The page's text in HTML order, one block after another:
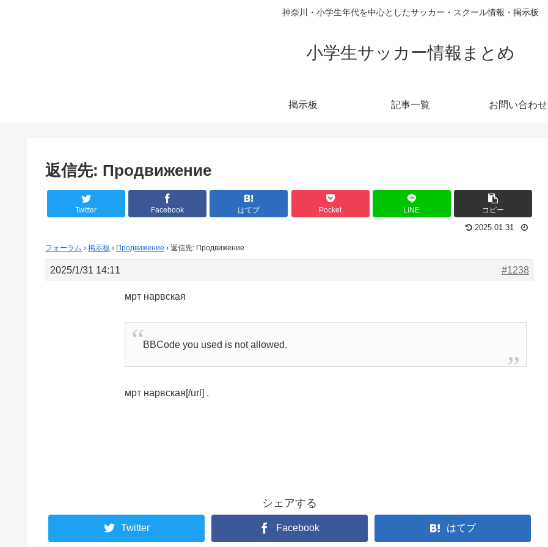
神奈川・小学生年代を中心としたサッカー・スクール情報・掲示板
小学生サッカー情報まとめ
掲示板 記事一覧 お問い合わせ
返信先: Продвижение
Twitter Facebook はてブ Pocket LINE コピー
2025.01.31
フォーラム › 掲示板 › Продвижение › 返信先: Продвижение
2025/1/31 14:11 #1238
мрт нарвская
BBCode you used is not allowed.
мрт нарвская[/url] .
シェアする
Twitter Facebook はてブ